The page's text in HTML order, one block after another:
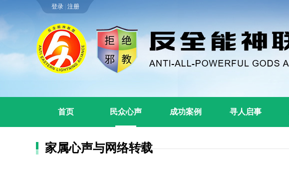
登录| 注册
首页 民众心声 成功案例 寻人启事
家属心声与网络转载